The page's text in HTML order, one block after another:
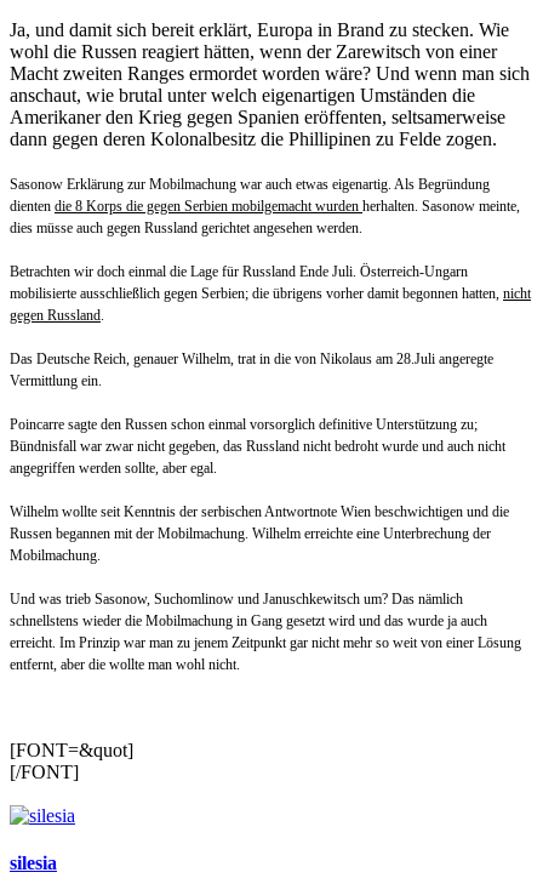
Ja, und damit sich bereit erklärt, Europa in Brand zu stecken. Wie
wohl die Russen reagiert hätten, wenn der Zarewitsch von einer
Macht zweiten Ranges ermordet worden wäre? Und wenn man sich
anschaut, wie brutal unter welch eigenartigen Umständen die
Amerikaner den Krieg gegen Spanien eröffenten, seltsamerweise
dann gegen deren Kolonalbesitz die Phillipinen zu Felde zogen.
Sasonow Erklärung zur Mobilmachung war auch etwas eigenartig. Als Begründung
dienten die 8 Korps die gegen Serbien mobilgemacht wurden herhalten. Sasonow meinte,
dies müsse auch gegen Russland gerichtet angesehen werden.
Betrachten wir doch einmal die Lage für Russland Ende Juli. Österreich-Ungarn
mobilisierte ausschließlich gegen Serbien; die übrigens vorher damit begonnen hatten, nicht
gegen Russland
Das Deutsche Reich, genauer Wilhelm, trat in die von Nikolaus am 28.Juli angeregte
Vermittlung ein.
Poincarre sagte den Russen schon einmal vorsorglich definitive Unterstützung zu;
Bündnisfall war zwar nicht gegeben, das Russland nicht bedroht wurde und auch nicht
angegriffen werden sollte, aber egal.
Wilhelm wollte seit Kenntnis der serbischen Antwortnote Wien beschwichtigen und die
Russen begannen mit der Mobilmachung. Wilhelm erreichte eine Unterbrechung der
Mobilmachung.
Und was trieb Sasonow, Suchomlinow und Januschkewitsch um? Das nämlich
schnellstens wieder die Mobilmachung in Gang gesetzt wird und das wurde ja auch
erreicht. Im Prinzip war man zu jenem Zeitpunkt gar nicht mehr so weit von einer Lösung
entfernt, aber die wollte man wohl nicht.
[FONT=&quot]
[/FONT]
silesia